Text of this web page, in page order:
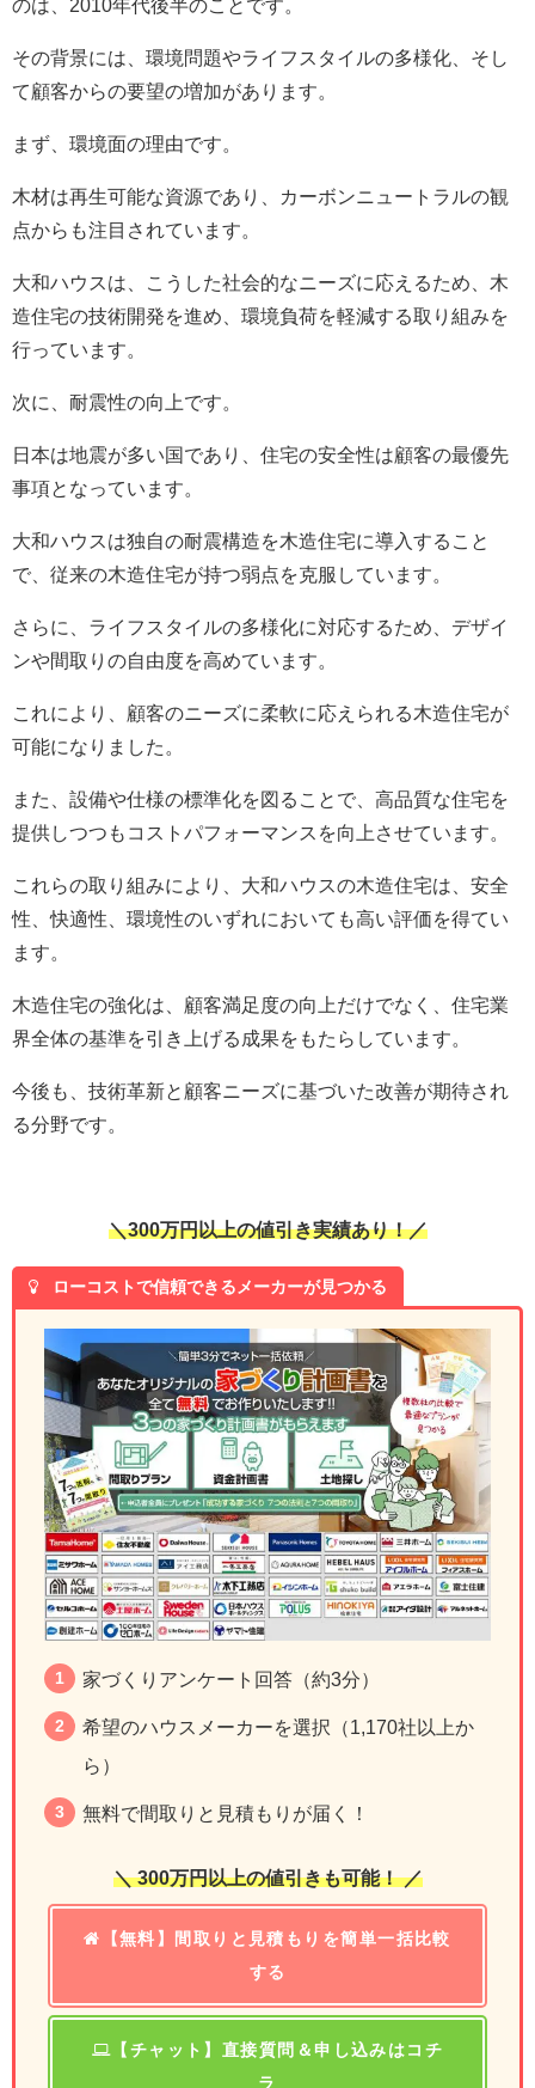
のは、2010年代後半のことです。
その背景には、環境問題やライフスタイルの多様化、そし
て顧客からの要望の増加があります。
まず、環境面の理由です。
木材は再生可能な資源であり、カーボンニュートラルの観
点からも注目されています。
大和ハウスは、こうした社会的なニーズに応えるため、木
造住宅の技術開発を進め、環境負荷を軽減する取り組みを
行っています。
次に、耐震性の向上です。
日本は地震が多い国であり、住宅の安全性は顧客の最優先
事項となっています。
大和ハウスは独自の耐震構造を木造住宅に導入すること
で、従来の木造住宅が持つ弱点を克服しています。
さらに、ライフスタイルの多様化に対応するため、デザイ
ンや間取りの自由度を高めています。
これにより、顧客のニーズに柔軟に応えられる木造住宅が
可能になりました。
また、設備や仕様の標準化を図ることで、高品質な住宅を
提供しつつもコストパフォーマンスを向上させています。
これらの取り組みにより、大和ハウスの木造住宅は、安全
性、快適性、環境性のいずれにおいても高い評価を得てい
ます。
木造住宅の強化は、顧客満足度の向上だけでなく、住宅業
界全体の基準を引き上げる成果をもたらしています。
今後も、技術革新と顧客ニーズに基づいた改善が期待され
る分野です。
＼300万円以上の値引き実績あり！／
ローコストで信頼できるメーカーが見つかる
家づくりアンケート回答（約3分）
希望のハウスメーカーを選択（1,170社以上か
ら）
無料で間取りと見積もりが届く！
＼ 300万円以上の値引きも可能！ ／
【無料】間取りと見積もりを簡単一括比較
する
【チャット】直接質問＆申し込みはコチ
ラ